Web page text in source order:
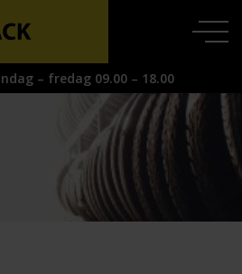
– fredag 09.00 – 18.00